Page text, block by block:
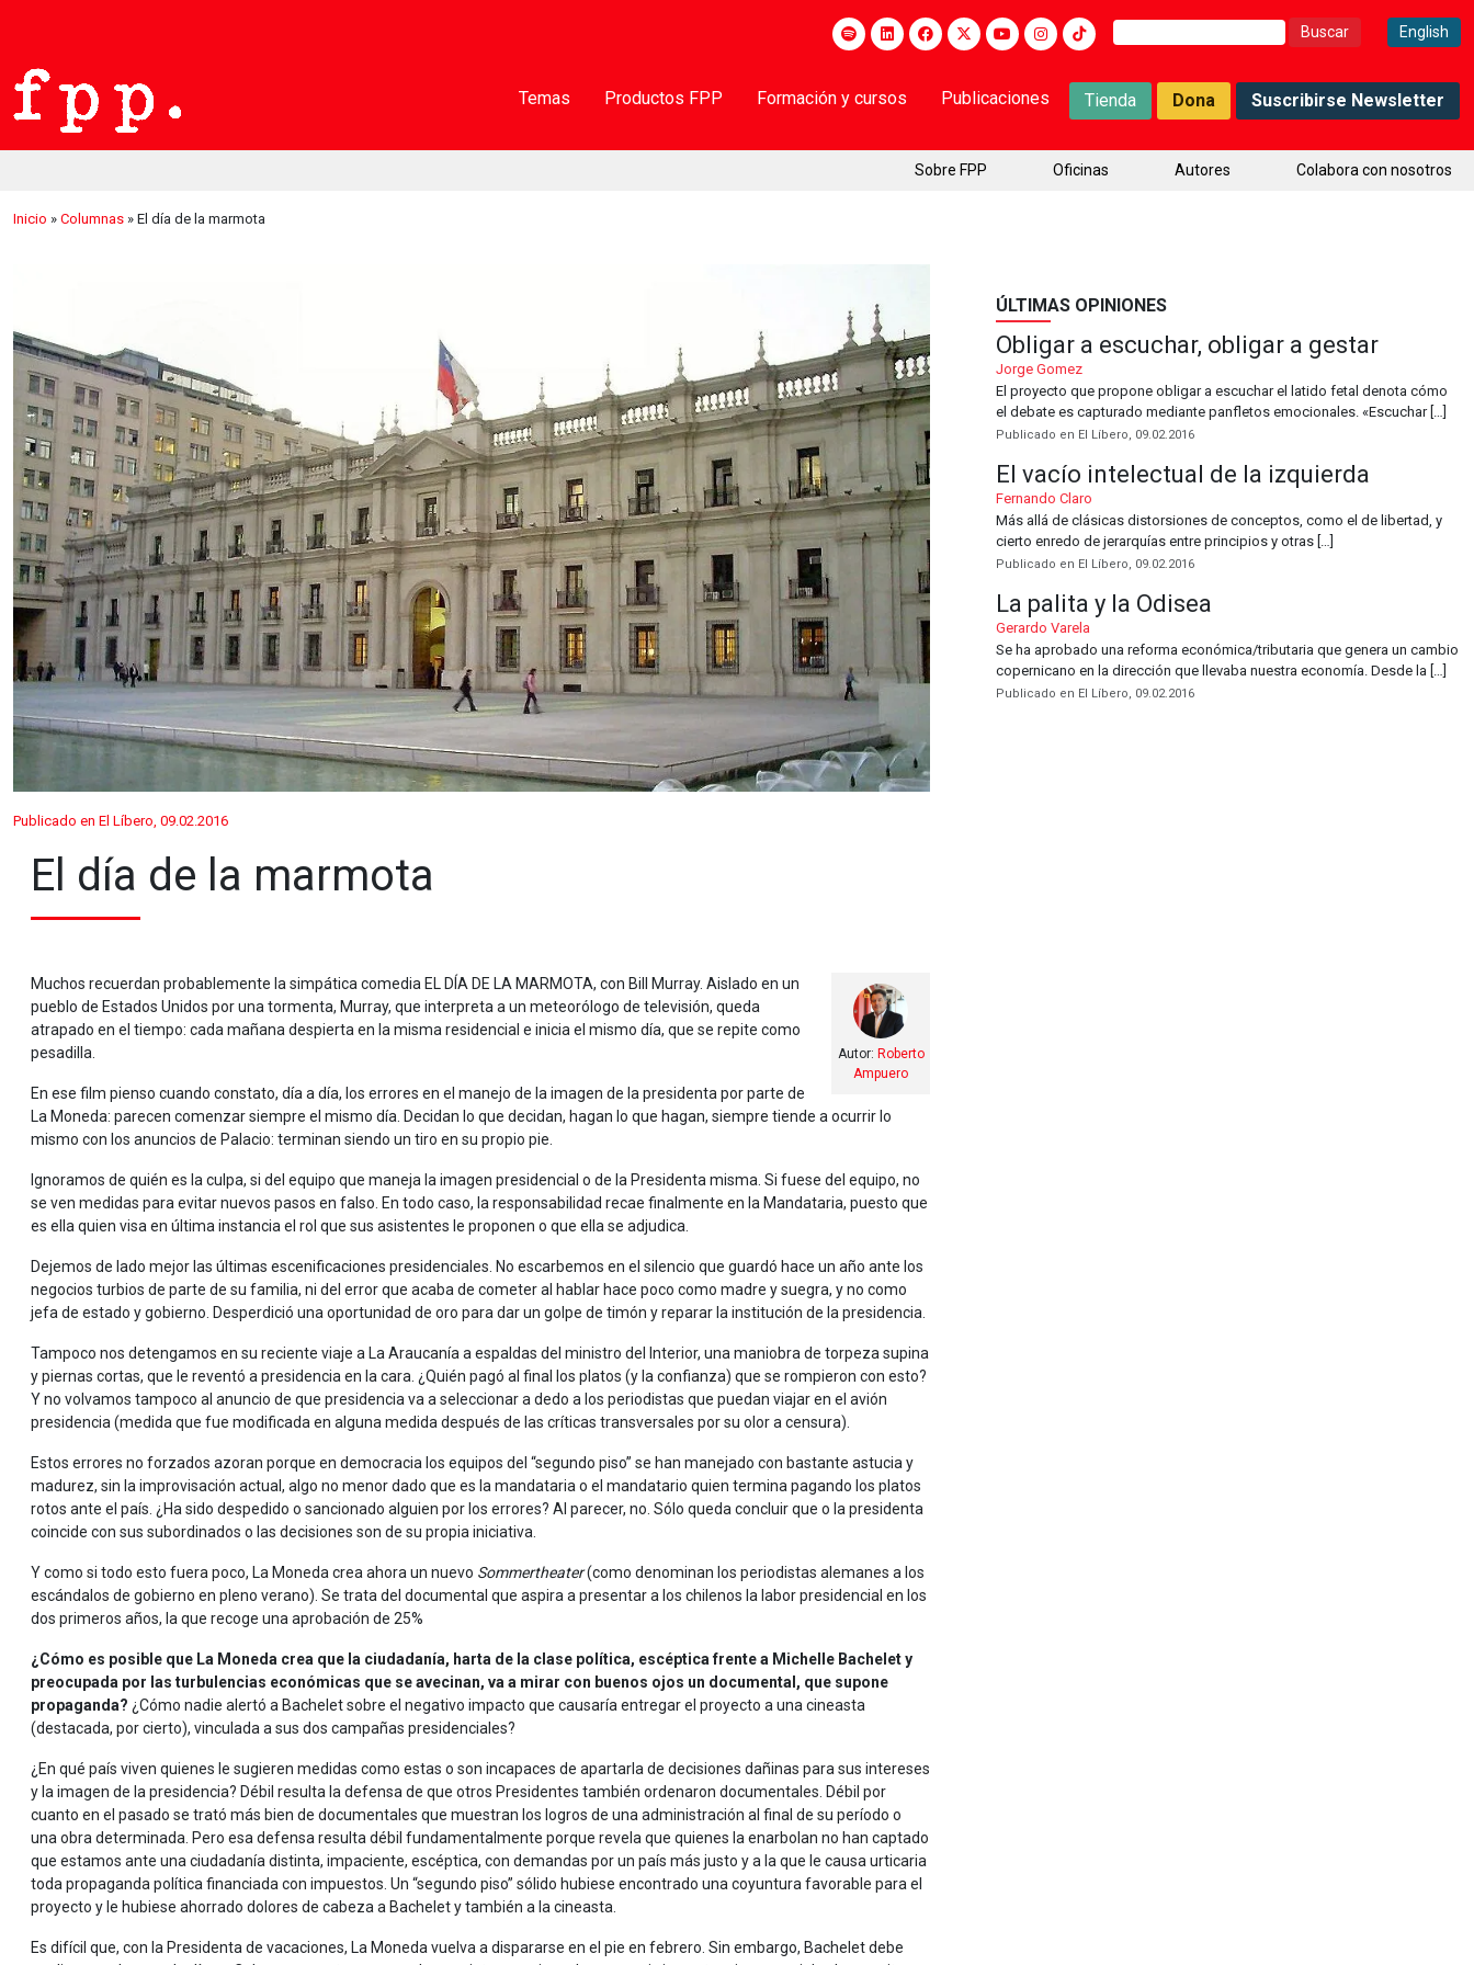
Buscar: English
Temas Productos FPP Formación y cursos Publicaciones Tienda Dona Suscribirse Newsletter
Sobre FPP Oficinas Autores Colabora con nosotros
Inicio » Columnas » El día de la marmota
Publicado en El Líbero, 09.02.2016
El día de la marmota
Autor: Roberto
Ampuero
Muchos recuerdan probablemente la simpática comedia EL DÍA DE LA MARMOTA, con Bill Murray. Aislado en un
pueblo de Estados Unidos por una tormenta, Murray, que interpreta a un meteorólogo de televisión, queda
atrapado en el tiempo: cada mañana despierta en la misma residencial e inicia el mismo día, que se repite como
pesadilla.
En ese film pienso cuando constato, día a día, los errores en el manejo de la imagen de la presidenta por parte de
La Moneda: parecen comenzar siempre el mismo día. Decidan lo que decidan, hagan lo que hagan, siempre tiende a ocurrir lo
mismo con los anuncios de Palacio: terminan siendo un tiro en su propio pie.
Ignoramos de quién es la culpa, si del equipo que maneja la imagen presidencial o de la Presidenta misma. Si fuese del equipo, no
se ven medidas para evitar nuevos pasos en falso. En todo caso, la responsabilidad recae finalmente en la Mandataria, puesto que
es ella quien visa en última instancia el rol que sus asistentes le proponen o que ella se adjudica.
Dejemos de lado mejor las últimas escenificaciones presidenciales. No escarbemos en el silencio que guardó hace un año ante los
negocios turbios de parte de su familia, ni del error que acaba de cometer al hablar hace poco como madre y suegra, y no como
jefa de estado y gobierno. Desperdició una oportunidad de oro para dar un golpe de timón y reparar la institución de la presidencia.
Tampoco nos detengamos en su reciente viaje a La Araucanía a espaldas del ministro del Interior, una maniobra de torpeza supina
y piernas cortas, que le reventó a presidencia en la cara. ¿Quién pagó al final los platos (y la confianza) que se rompieron con esto?
Y no volvamos tampoco al anuncio de que presidencia va a seleccionar a dedo a los periodistas que puedan viajar en el avión
presidencia (medida que fue modificada en alguna medida después de las críticas transversales por su olor a censura).
Estos errores no forzados azoran porque en democracia los equipos del “segundo piso” se han manejado con bastante astucia y
madurez, sin la improvisación actual, algo no menor dado que es la mandataria o el mandatario quien termina pagando los platos
rotos ante el país. ¿Ha sido despedido o sancionado alguien por los errores? Al parecer, no. Sólo queda concluir que o la presidenta
coincide con sus subordinados o las decisiones son de su propia iniciativa.
Y como si todo esto fuera poco, La Moneda crea ahora un nuevo Sommertheater(como denominan los periodistas alemanes a los
escándalos de gobierno en pleno verano). Se trata del documental que aspira a presentar a los chilenos la labor presidencial en los
dos primeros años, la que recoge una aprobación de 25%
¿Cómo es posible que La Moneda crea que la ciudadanía, harta de la clase política, escéptica frente a Michelle Bachelet y
preocupada por las turbulencias económicas que se avecinan, va a mirar con buenos ojos un documental, que supone
propaganda? ¿Cómo nadie alertó a Bachelet sobre el negativo impacto que causaría entregar el proyecto a una cineasta
(destacada, por cierto), vinculada a sus dos campañas presidenciales?
¿En qué país viven quienes le sugieren medidas como estas o son incapaces de apartarla de decisiones dañinas para sus intereses
y la imagen de la presidencia? Débil resulta la defensa de que otros Presidentes también ordenaron documentales. Débil por
cuanto en el pasado se trató más bien de documentales que muestran los logros de una administración al final de su período o
una obra determinada. Pero esa defensa resulta débil fundamentalmente porque revela que quienes la enarbolan no han captado
que estamos ante una ciudadanía distinta, impaciente, escéptica, con demandas por un país más justo y a la que le causa urticaria
toda propaganda política financiada con impuestos. Un “segundo piso” sólido hubiese encontrado una coyuntura favorable para el
proyecto y le hubiese ahorrado dolores de cabeza a Bachelet y también a la cineasta.
Es difícil que, con la Presidenta de vacaciones, La Moneda vuelva a dispararse en el pie en febrero. Sin embargo, Bachelet debe
ÚLTIMAS OPINIONES
Obligar a escuchar, obligar a gestar
Jorge Gomez
El proyecto que propone obligar a escuchar el latido fetal denota cómo
el debate es capturado mediante panfletos emocionales. «Escuchar […]
Publicado en El Líbero, 09.02.2016
El vacío intelectual de la izquierda
Fernando Claro
Más allá de clásicas distorsiones de conceptos, como el de libertad, y
cierto enredo de jerarquías entre principios y otras […]
Publicado en El Líbero, 09.02.2016
La palita y la Odisea
Gerardo Varela
Se ha aprobado una reforma económica/tributaria que genera un cambio
copernicano en la dirección que llevaba nuestra economía. Desde la […]
Publicado en El Líbero, 09.02.2016